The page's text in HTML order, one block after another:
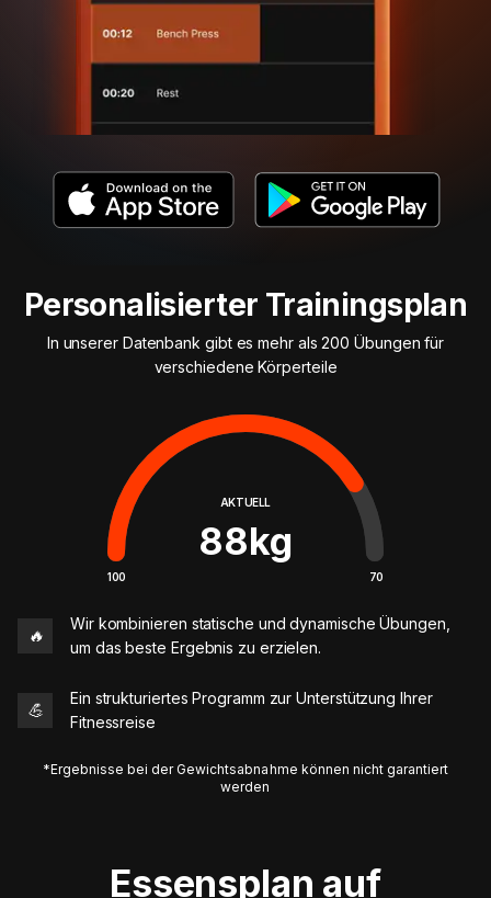
Personalisierter Trainingsplan
In unserer Datenbank gibt es mehr als 200 Übungen für
verschiedene Körperteile
AKTUELL
88kg
100 70
🔥
Wir kombinieren statische und dynamische Übungen,
um das beste Ergebnis zu erzielen.
💪
Ein strukturiertes Programm zur Unterstützung Ihrer
Fitnessreise
*Ergebnisse bei der Gewichtsabnahme können nicht garantiert
werden
Essensplan auf